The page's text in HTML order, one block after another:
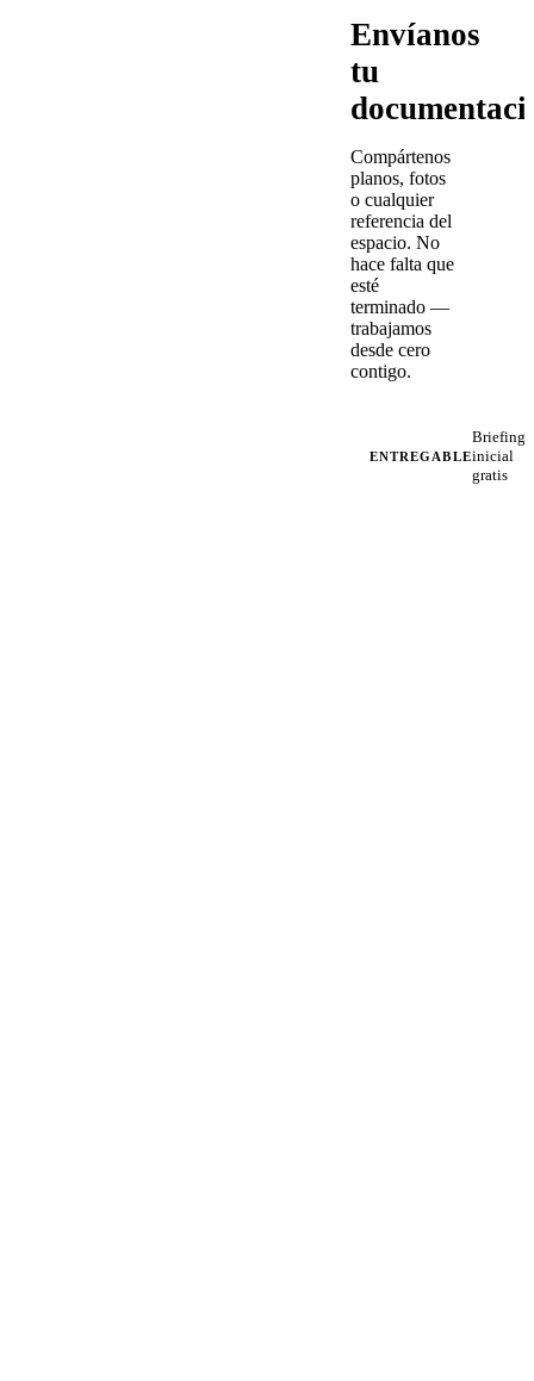
Envíanos
tu
Compártenos
planos, fotos
o cualquier
referencia del
espacio. No
hace falta que
esté
terminado —
trabajamos
desde cero
contigo.
ENTREGABLE
Briefing
inicial
gratis